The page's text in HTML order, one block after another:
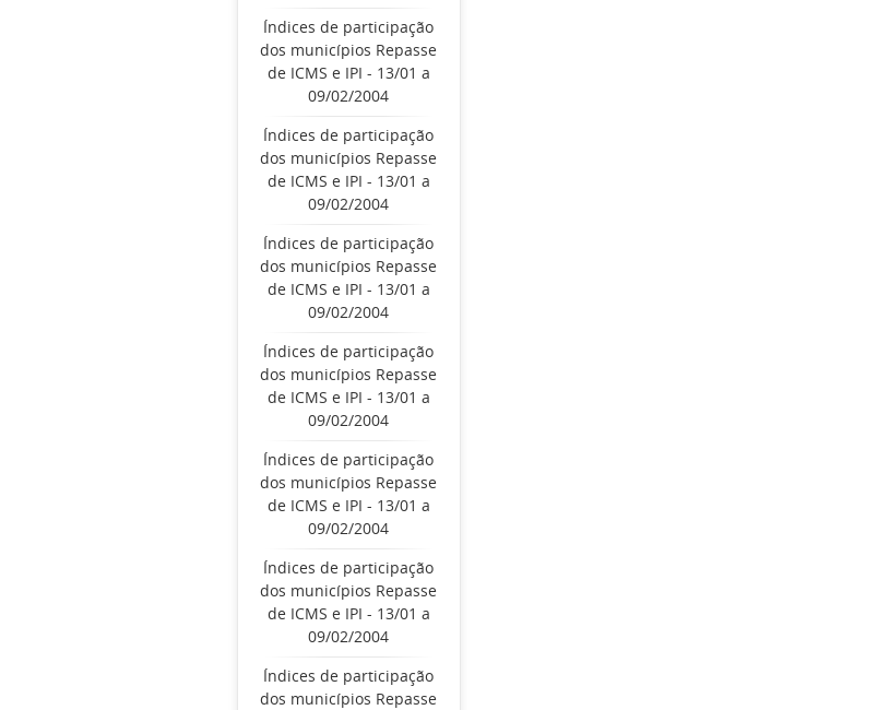
Índices de participação
dos municípios Repasse
de ICMS e IPI - 13/01 a
09/02/2004
Índices de participação
dos municípios Repasse
de ICMS e IPI - 13/01 a
09/02/2004
Índices de participação
dos municípios Repasse
de ICMS e IPI - 13/01 a
09/02/2004
Índices de participação
dos municípios Repasse
de ICMS e IPI - 13/01 a
09/02/2004
Índices de participação
dos municípios Repasse
de ICMS e IPI - 13/01 a
09/02/2004
Índices de participação
dos municípios Repasse
de ICMS e IPI - 13/01 a
09/02/2004
Índices de participação
dos municípios Repasse